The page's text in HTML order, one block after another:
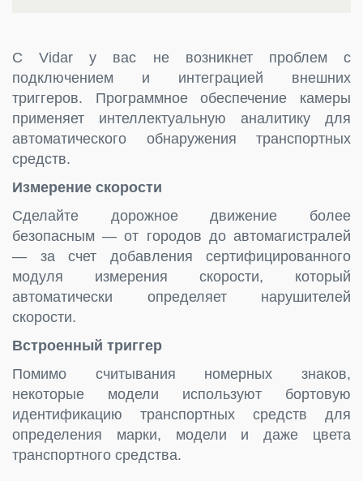
С Vidar у вас не возникнет проблем с
подключением и интеграцией внешних
триггеров. Программное обеспечение камеры
применяет интеллектуальную аналитику для
автоматического обнаружения транспортных
средств.
Измерение скорости
Сделайте дорожное движение более
безопасным — от городов до автомагистралей
— за счет добавления сертифицированного
модуля измерения скорости, который
автоматически определяет нарушителей
скорости.
Встроенный триггер
Помимо считывания номерных знаков,
некоторые модели используют бортовую
идентификацию транспортных средств для
определения марки, модели и даже цвета
транспортного средства.